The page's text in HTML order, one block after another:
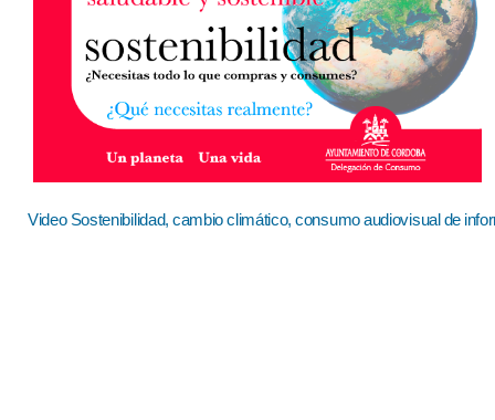
Video Sostenibilidad, cambio climático, consumo audiovisual de